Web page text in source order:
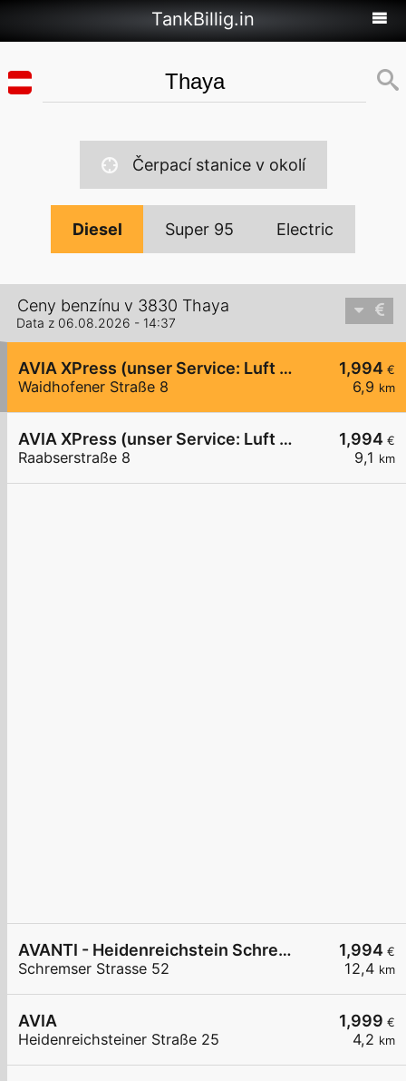
TankBillig.in
Čerpací stanice v okolí
Diesel Super 95 Electric
Ceny benzínu v 3830 Thaya
Data z 06.08.2026 - 14:37
1,994 €
6,9 km
AVIA XPress (unser Service: Luft und Wasser)
Waidhofener Straße 8
1,994 €
9,1 km
AVIA XPress (unser Service: Luft und Wasser)
Raabserstraße 8
1,994 €
12,4 km
AVANTI - Heidenreichstein Schremser Straße 52
Schremser Strasse 52
1,999 €
4,2 km
AVIA
Heidenreichsteiner Straße 25